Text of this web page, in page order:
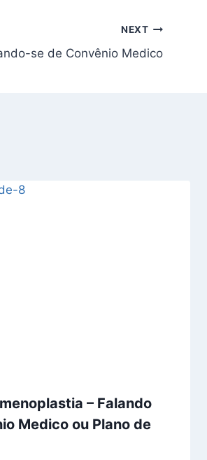
NEXT
se de Convênio Medico
– Falando
Medico ou Plano de